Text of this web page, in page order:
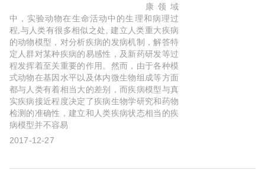
康领域
中，实验动物在生命活动中的生理和病理过
程,与人类有很多相似之处, 建立人类重大疾病
的动物模型，对分析疾病的发病机制，解答特
定人群对某种疾病的易感性，及新药研发等过
程发挥着至关重要的作用。然而，由于各种模
式动物在基因水平以及体内微生物组成等方面
都与人类有着相当大的差别，而疾病模型与真
实疾病接近程度决定了疾病生物学研究和药物
检测的准确性，建立和人类疾病状态相当的疾
病模型并不容易
2017-12-27